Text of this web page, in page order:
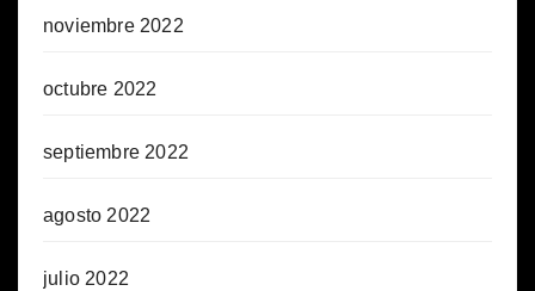
noviembre 2022
octubre 2022
septiembre 2022
agosto 2022
julio 2022